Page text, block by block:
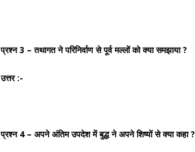
प्रश्न 3 – तथागत ने परिनिर्वाण से पूर्व मल्लों को क्या समझाया ?
उत्तर :-
प्रश्न 4 – अपने अंतिम उपदेश में बुद्ध ने अपने शिष्यों से क्या कहा ?